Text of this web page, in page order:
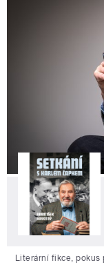
Literární fikce,